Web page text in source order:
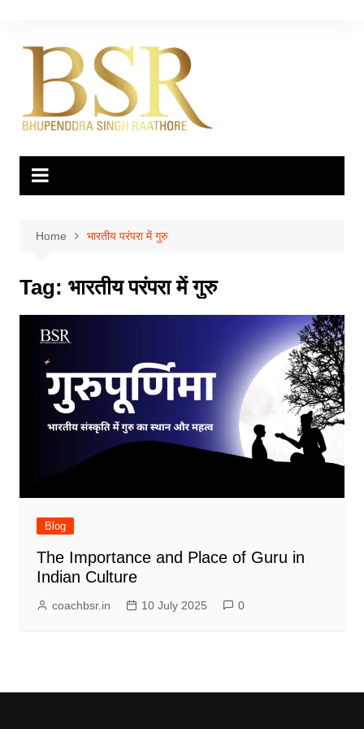
content
Home भारतीय परंपरा में गुरु
Tag: भारतीय परंपरा में गुरु
Blog
The Importance and Place of Guru in
Indian Culture
coachbsr.in 10 July 2025 0